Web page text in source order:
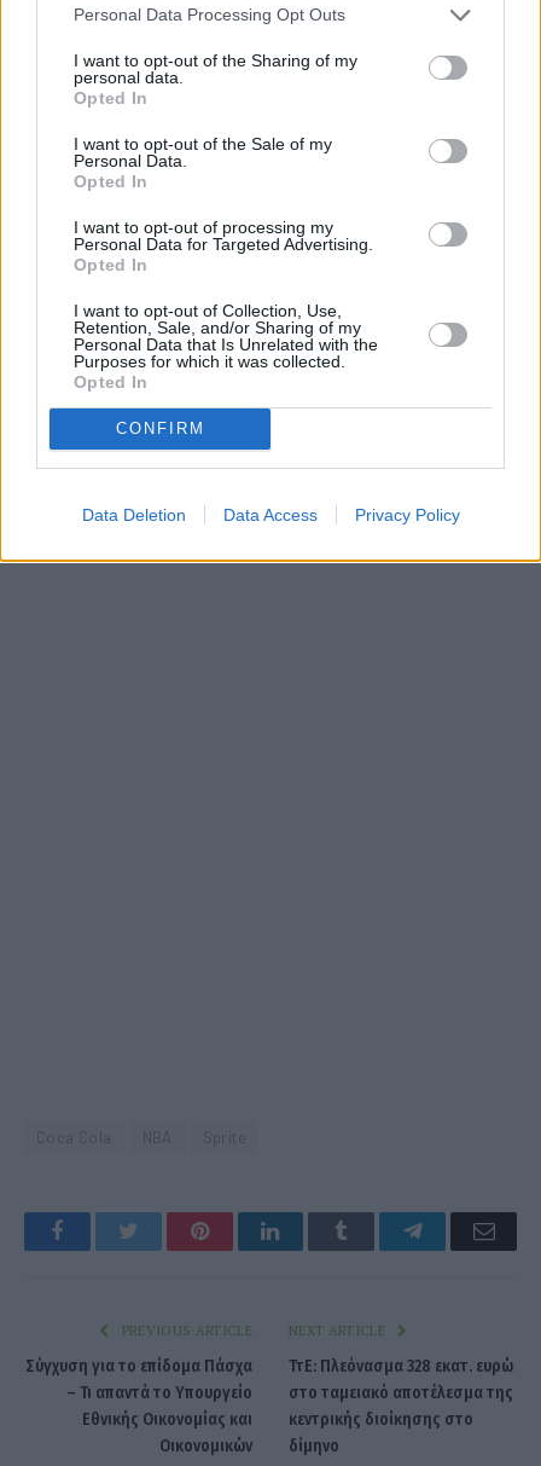
Personal Data Processing Opt Outs
I want to opt-out of the Sharing of my
personal data.
Opted In
I want to opt-out of the Sale of my
Personal Data.
Opted In
I want to opt-out of processing my
Personal Data for Targeted Advertising.
Opted In
I want to opt-out of Collection, Use,
Retention, Sale, and/or Sharing of my
Personal Data that Is Unrelated with the
Purposes for which it was collected.
Opted In
CONFIRM
Data Deletion Data Access Privacy Policy
Facebook Twitter PinterestLinkedIn Tumblr Telegram
PREVIOUS ARTICLE
Σύγχυση για το επίδομα Πάσχα
– Τι απαντά το Υπουργείο
Εθνικής Οικονομίας και
Οικονομικών
NEXT ARTICLE
ΤτΕ: Πλεόνασμα 328 εκατ. ευρώ
στο ταμειακό αποτέλεσμα της
κεντρικής διοίκησης στο
δίμηνο